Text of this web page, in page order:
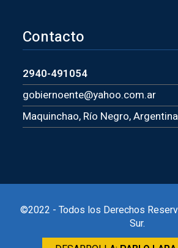
Contacto
2940-491054
gobiernoente@yahoo.com.ar
Maquinchao, Río Negro,
©2022 - Todos los Derechos
Sur.